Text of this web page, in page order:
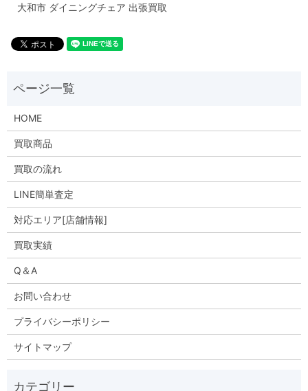
大和市 ダイニングチェア 出張買取
HOME
買取商品
買取の流れ
LINE簡単査定
対応エリア[店舗情報]
買取実績
Q＆A
お問い合わせ
プライバシーポリシー
サイトマップ